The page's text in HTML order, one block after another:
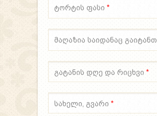
ტორტის ფასი *
მაღაზია საიდანაც გაიტანთ
გატანის დღე და რიცხვი *
სახელი, გვარი *